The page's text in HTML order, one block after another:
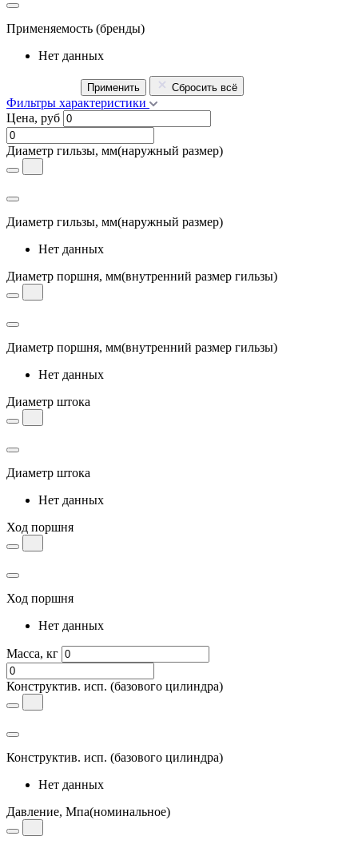
Применяемость (бренды)
Нет данных
Применить Сбросить всё
Фильтры характеристики
Цена, руб
Диаметр гильзы, мм(наружный размер)
Диаметр гильзы, мм(наружный размер)
Нет данных
Диаметр поршня, мм(внутренний размер гильзы)
Диаметр поршня, мм(внутренний размер гильзы)
Нет данных
Диаметр штока
Диаметр штока
Нет данных
Ход поршня
Ход поршня
Нет данных
Масса, кг
Конструктив. исп. (базового цилиндра)
Конструктив. исп. (базового цилиндра)
Нет данных
Давление, Мпа(номинальное)